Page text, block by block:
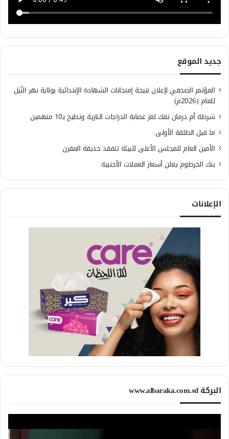
جديد الموقع
المؤتمر الصحفي لإعلان نتيجة إمتحانات الشهادة الإبتدائية بولاية نهر النّيل
للعام (2026م)
شرطة أم درمان تفك لغز عصابة الدراجات النارية وتطيح بـ10 متهمين
ما قبل الطلقة الأولى
الأمين العام للمجلس الأعلى للبيئة تتفقد حديقة المقرن
بنك الخرطوم يعلن أسعار العملات الأجنبية
الإعلانات
البركة www.albaraka.com.sd